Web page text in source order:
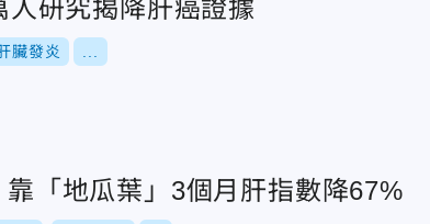
研究揭降肝癌證據
臟發炎
「地瓜葉」3個月肝指數降67%